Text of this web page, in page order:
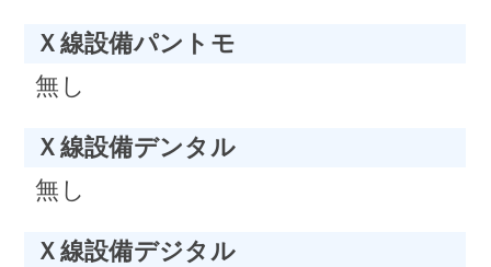
Ｘ線設備パントモ
無し
Ｘ線設備デンタル
無し
Ｘ線設備デジタル